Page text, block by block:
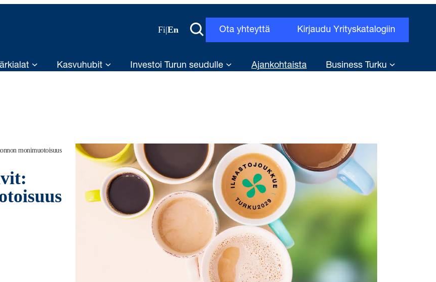
Fi|En Ota yhteyttä Kirjaudu Yrityskatalogiin
Kasvuhubit Investoi Turun seudulle Ajankohtaista Business Turku
monimuotoisuus